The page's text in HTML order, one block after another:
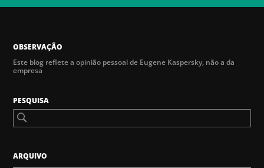
OBSERVAÇÃO
Este blog reflete a opinião pessoal de Eugene Kaspersky, não a da
empresa
PESQUISA
ARQUIVO